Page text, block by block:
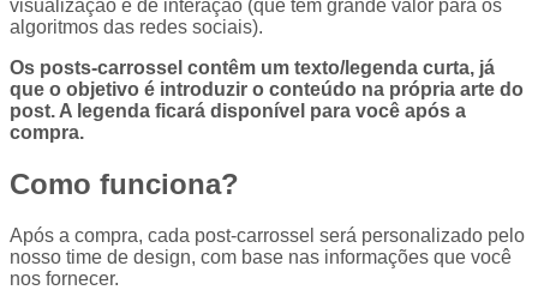
visualização e de interação (que têm grande valor para os
algoritmos das redes sociais).
Os posts-carrossel contêm um texto/legenda curta, já
que o objetivo é introduzir o conteúdo na própria arte do
post. A legenda ficará disponível para você após a
compra.
Como funciona?
Após a compra, cada post-carrossel será personalizado pelo
nosso time de design, com base nas informações que você
nos fornecer.